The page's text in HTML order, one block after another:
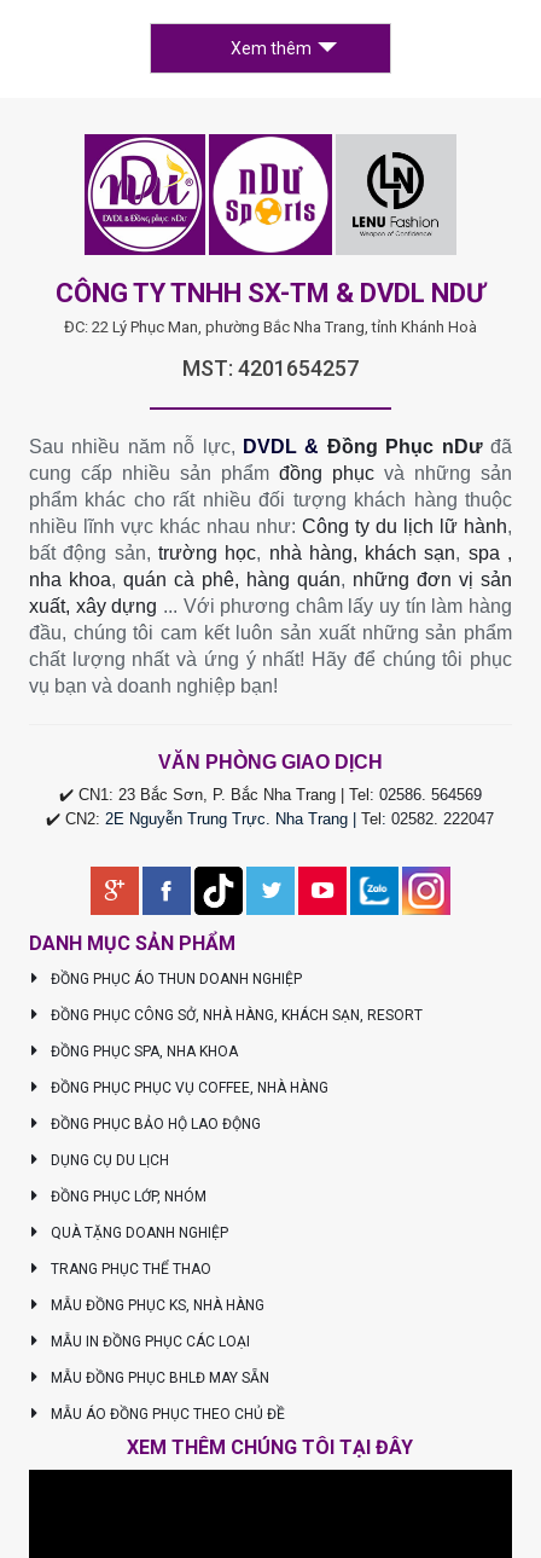
Xem thêm
CÔNG TY TNHH SX-TM & DVDL NDƯ
ĐC: 22 Lý Phục Man, phường Bắc Nha Trang, tỉnh Khánh Hoà
MST: 4201654257
Sau nhiều năm nỗ lực, DVDL & Đồng Phục nDưđã
cung cấp nhiều sản phẩm đồng phục và những sản
phẩm khác cho rất nhiều đối tượng khách hàng thuộc
nhiều lĩnh vực khác nhau như: Công ty du lịch lữ hành,
bất động sản, trường học, nhà hàng, khách sạn, spa ,
nha khoa, quán cà phê, hàng quán, những đơn vị sản
xuất, xây dựng ... Với phương châm lấy uy tín làm hàng
đầu, chúng tôi cam kết luôn sản xuất những sản phẩm
chất lượng nhất và ứng ý nhất! Hãy để chúng tôi phục
vụ bạn và doanh nghiệp bạn!
VĂN PHÒNG GIAO DỊCH
✔️ CN1: 23 Bắc Sơn, P. Bắc Nha Trang | Tel: 02586. 564569
✔️ CN2:2E Nguyễn Trung Trực. Nha Trang |Tel :02582. 222047
DANH MỤC SẢN PHẨM
ĐỒNG PHỤC ÁO THUN DOANH NGHIỆP
ĐỒNG PHỤC CÔNG SỞ, NHÀ HÀNG, KHÁCH SẠN, RESORT
ĐỒNG PHỤC SPA, NHA KHOA
ĐỒNG PHỤC PHỤC VỤ COFFEE, NHÀ HÀNG
ĐỒNG PHỤC BẢO HỘ LAO ĐỘNG
DỤNG CỤ DU LỊCH
ĐỒNG PHỤC LỚP, NHÓM
QUÀ TẶNG DOANH NGHIỆP
TRANG PHỤC THỂ THAO
MẪU ĐỒNG PHỤC KS, NHÀ HÀNG
MẪU IN ĐỒNG PHỤC CÁC LOẠI
MẪU ĐỒNG PHỤC BHLĐ MAY SẴN
MẪU ÁO ĐỒNG PHỤC THEO CHỦ ĐỀ
XEM THÊM CHÚNG TÔI TẠI ĐÂY